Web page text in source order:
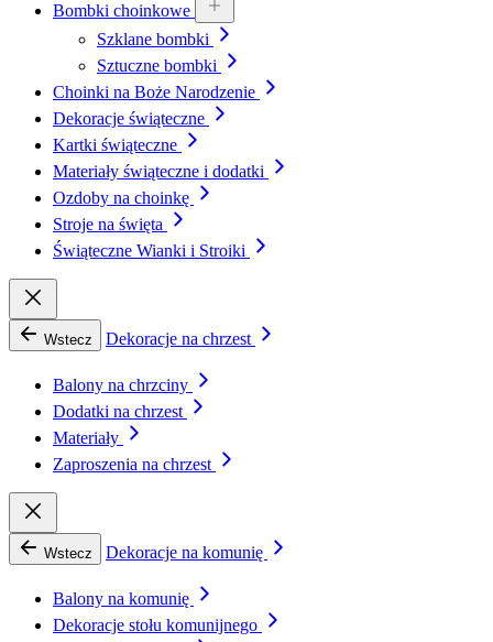
Bombki choinkowe
Szklane bombki
Sztuczne bombki
Choinki na Boże Narodzenie
Dekoracje świąteczne
Kartki świąteczne
Materiały świąteczne i dodatki
Ozdoby na choinkę
Stroje na święta
Świąteczne Wianki i Stroiki
Wstecz Dekoracje na chrzest
Balony na chrzciny
Dodatki na chrzest
Materiały
Zaproszenia na chrzest
Wstecz Dekoracje na komunię
Balony na komunię
Dekoracje stołu komunijnego